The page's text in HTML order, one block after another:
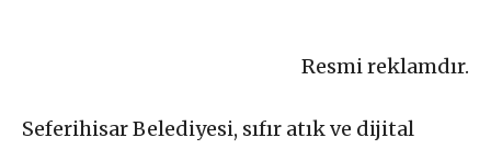
Resmi reklamdır.
Seferihisar Belediyesi, sıfır atık ve dijital